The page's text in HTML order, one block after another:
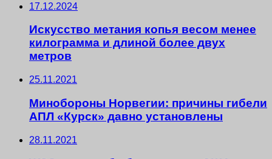
17.12.2024
Искусство метания копья весом менее
килограмма и длиной более двух
метров
25.11.2021
Минобороны Норвегии: причины гибели
АПЛ «Курск» давно установлены
28.11.2021